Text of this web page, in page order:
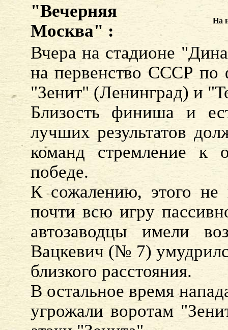
"Вечерняя
Москва" :
На
Вчера на стадионе
на первенство СССР по
"Зенит" (Ленинград) и
Близость финиша и
лучших результатов
команд стремление к
победе.
К сожалению, этого
почти всю игру
автозаводцы имели
Вацкевич (№ 7)
близкого расстояния.
В остальное время
угрожали воротам